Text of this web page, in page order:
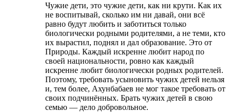
Чужие дети, это чужие дети, как ни крути. Как их
не воспитывай, сколько им ни давай, они всё
равно будут любить и заботиться только
биологически родными родителями, а не теми, кто
их вырастил, поднял и дал образование. Это от
Природы. Каждый искренне любит народ по
своей национальности, ровно как каждый
искренне любит биологически родных родителей.
Поэтому, требовать усыновить чужих детей нельзя
и, тем более, Ахунбабаев не мог такое требовать от
своих подчинённых. Брать чужих детей в свою
семью — дело добровольное.